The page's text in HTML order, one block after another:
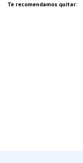
Te recomendamos quitar: